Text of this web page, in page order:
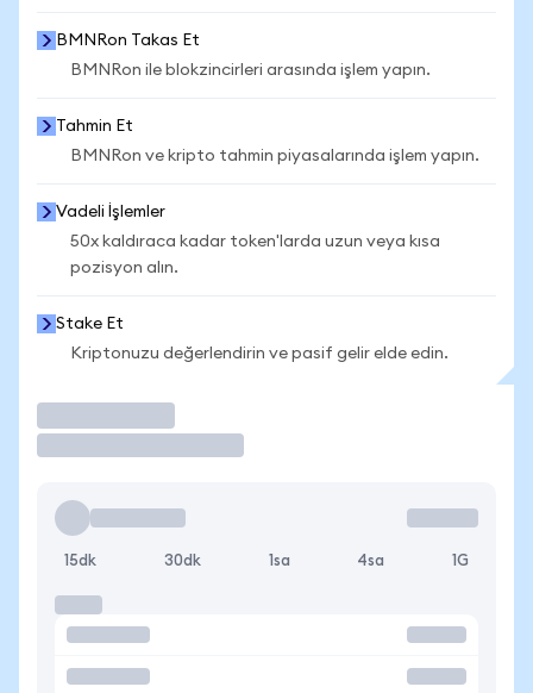
BMNRon Takas Et
BMNRon ile blokzincirleri arasında işlem yapın.
Tahmin Et
BMNRon ve kripto tahmin piyasalarında işlem yapın.
Vadeli İşlemler
50x kaldıraca kadar token'larda uzun veya kısa
pozisyon alın.
Stake Et
Kriptonuzu değerlendirin ve pasif gelir elde edin.
15dk 30dk 1sa 4sa 1G